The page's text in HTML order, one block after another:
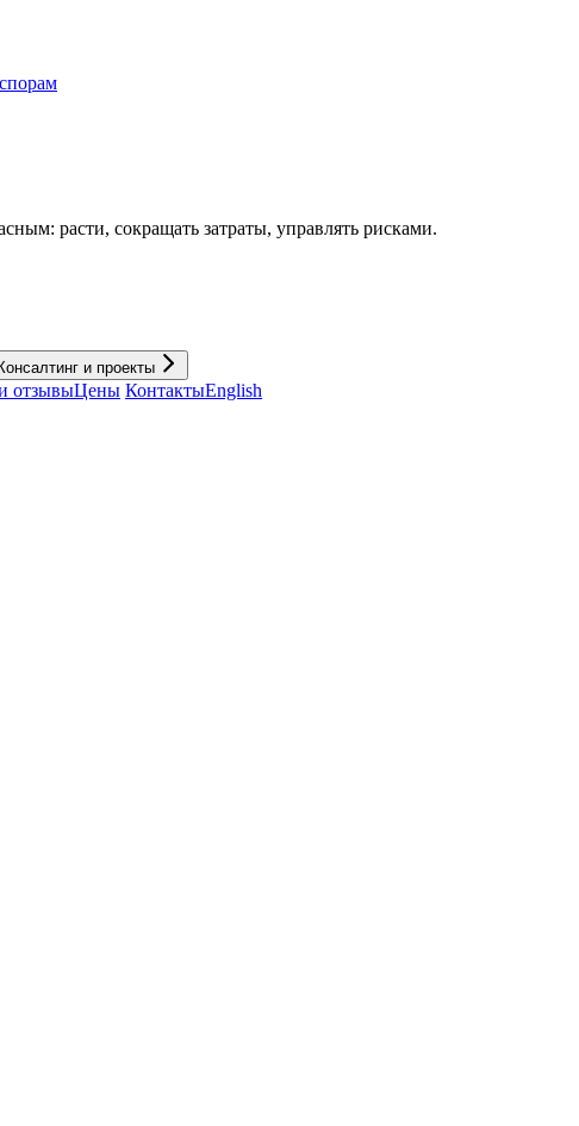
расти, cокращать затраты, управлять рисками.
Консалтинг и проекты
отзывыЦены КонтактыEnglish